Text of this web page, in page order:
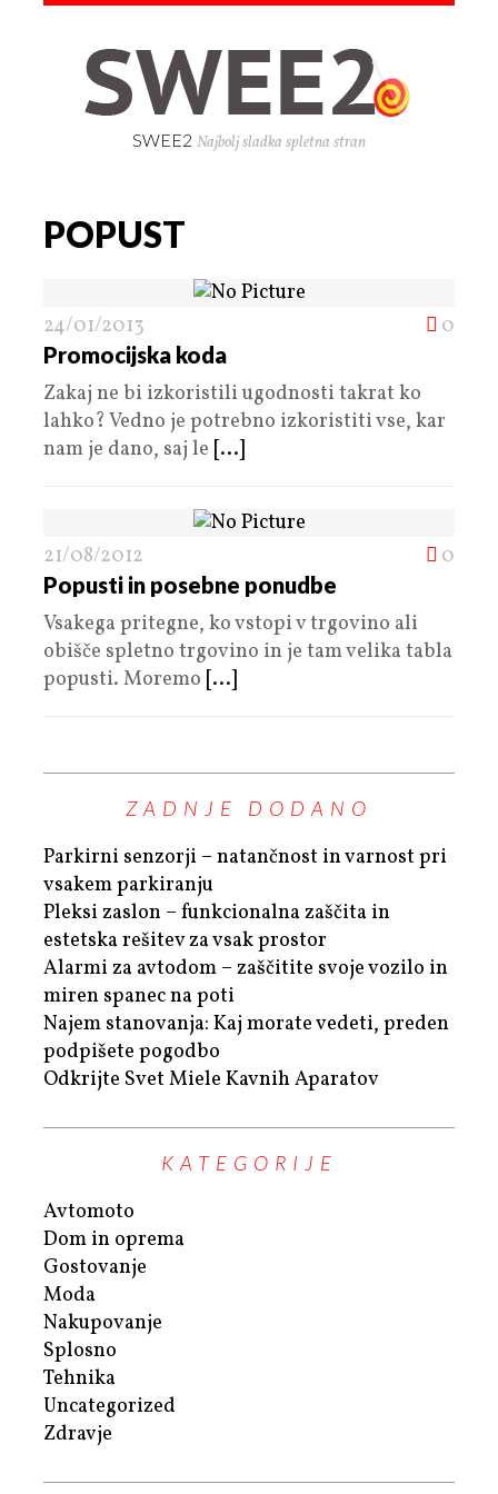
SWEE2 Najbolj sladka spletna stran
POPUST
24/01/2013 0
Promocijska koda
Zakaj ne bi izkoristili ugodnosti takrat ko
lahko? Vedno je potrebno izkoristiti vse, kar
nam je dano, saj le [...]
21/08/2012 0
Popusti in posebne ponudbe
Vsakega pritegne, ko vstopi v trgovino ali
obišče spletno trgovino in je tam velika tabla
popusti. Moremo [...]
ZADNJE DODANO
Parkirni senzorji – natančnost in varnost pri
vsakem parkiranju
Pleksi zaslon – funkcionalna zaščita in
estetska rešitev za vsak prostor
Alarmi za avtodom – zaščitite svoje vozilo in
miren spanec na poti
Najem stanovanja: Kaj morate vedeti, preden
podpišete pogodbo
Odkrijte Svet Miele Kavnih Aparatov
KATEGORIJE
Avtomoto
Dom in oprema
Gostovanje
Moda
Nakupovanje
Splosno
Tehnika
Uncategorized
Zdravje